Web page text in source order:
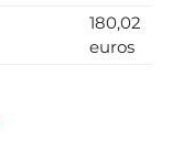
180,02
euros